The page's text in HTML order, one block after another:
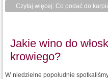
Czytaj więcej: Co podać do
Jakie wino do
krowiego?
W niedzielne popołudnie